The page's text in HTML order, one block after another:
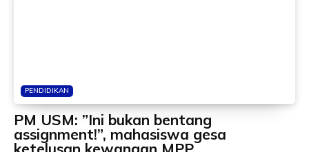
PENDIDIKAN
PM USM: ”Ini bukan bentang
assignment!”, mahasiswa gesa